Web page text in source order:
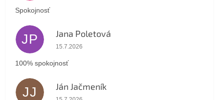
Spokojnosť
JP Jana Poletová
Hodnotenie obchodu je 5 z 5 hviezdičiek.
15.7.2026
100% spokojnosť
JJ Ján Jačmeník
Hodnotenie obchodu je 5 z 5 hviezdičiek.